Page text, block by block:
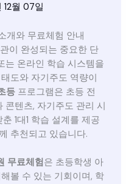
12월 07일
개와 무료체험 안내
이 완성되는 중요한 단
는 온라인 학습 시스템을
도와 자기주도 역량이
등프로그램은 초등 전
콘텐츠, 자기주도 관리 시
1대1 학습 설계를 제공
추천되고 있습니다.
무료체험 은 초등학생 아
볼 수 있는 기회이며, 학